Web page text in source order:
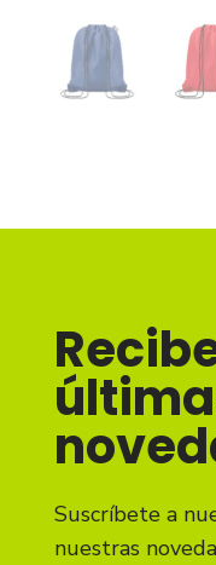
Suscríbete a
nuestras